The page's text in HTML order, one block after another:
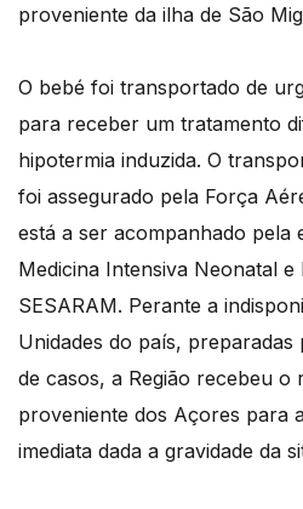
proveniente da ilha de São
O bebé foi transportado de
para receber um tratamento
hipotermia induzida. O
foi assegurado pela Força
está a ser acompanhado pela
Medicina Intensiva Neonatal e
SESARAM. Perante a
Unidades do país,
de casos, a Região recebeu o
proveniente dos Açores para
imediata dada a gravidade da